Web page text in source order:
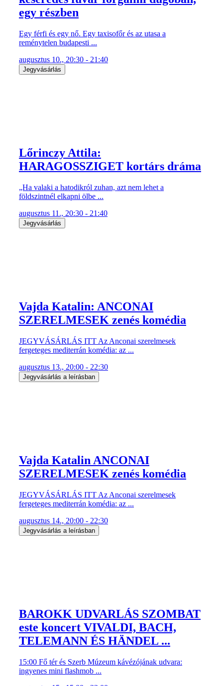
egy részben
Egy férfi és egy nő. Egy taxisofőr és az utasa a
reménytelen budapesti ...
augusztus 10., 20:30 - 21:40
Jegyvásárlás
Lőrinczy Attila:
HARAGOSSZIGET kortárs dráma
„Ha valaki a hatodikról zuhan, azt nem lehet a
földszintnél elkapni ölbe ...
augusztus 11., 20:30 - 21:40
Jegyvásárlás
Vajda Katalin: ANCONAI
SZERELMESEK zenés komédia
JEGYVÁSÁRLÁS ITT Az Anconai szerelmesek
fergeteges mediterrán komédia: az ...
augusztus 13., 20:00 - 22:30
Jegyvásárlás a leírásban
Vajda Katalin ANCONAI
SZERELMESEK zenés komédia
JEGYVÁSÁRLÁS ITT Az Anconai szerelmesek
fergeteges mediterrán komédia: az ...
augusztus 14., 20:00 - 22:30
Jegyvásárlás a leírásban
BAROKK UDVARLÁS SZOMBAT
este koncert VIVALDI, BACH,
TELEMANN ÉS HÄNDEL ...
15:00 Fő tér és Szerb Múzeum kávézójának udvara:
ingyenes mini flashmob ...